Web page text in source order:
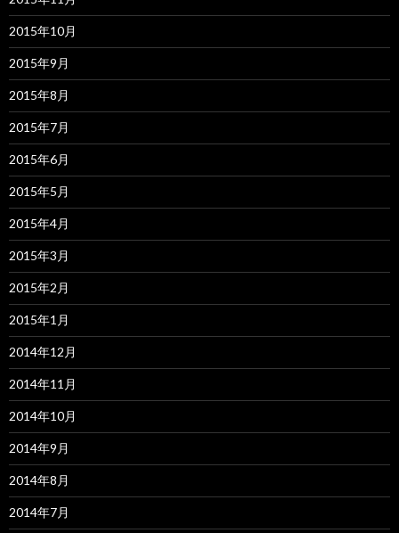
2015年10月
2015年9月
2015年8月
2015年7月
2015年6月
2015年5月
2015年4月
2015年3月
2015年2月
2015年1月
2014年12月
2014年11月
2014年10月
2014年9月
2014年8月
2014年7月